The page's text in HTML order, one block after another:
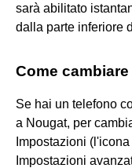
sarà abilitato
dalla parte inferiore
Come
Se hai un telefono
a Nougat, per
Impostazioni
Impostazioni